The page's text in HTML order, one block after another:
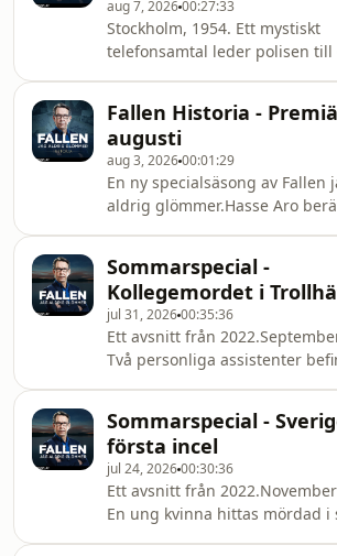
aug 7, 202600:27:33
Stockholm, 1954. Ett mystiskt
telefonsamtal leder polisen till
ett styckmord som förbryllar
utredarna. Vem är offret och
verkar de misstänkta döda
personerna fortfarande vara vid
Hasse Aro får sällskap av
och författaren Rolf
berätta historien om det
styckmordet i Bagarm
Fallen Historia -
augusti
aug 3, 202600:01:29
En ny specialsäsong av Fallen
aldrig glömmer.Hasse Aro
journalisten och författaren Rolf
Wrangnert.Premiär 6
på Fallen jag aldrig glömmer:
innan alla andra - på Podplay
torsdagar.
Sommarspecial -
Kollegemordet i
jul 31, 202600:35:36
Ett avsnitt från
Två personliga assistenter
sover i lägenhetens sovrum
andre är Erik som är vaken och
det nattliga ansvaret. Brukaren
sängbunden och behöver
tillsyn dygnet runt. Tidigt på
morgonen vid skiftbytet
Sommarspecial -
första incel
jul 24, 202600:30:36
Ett avsnitt från
En ung kvinna hittas mördad i